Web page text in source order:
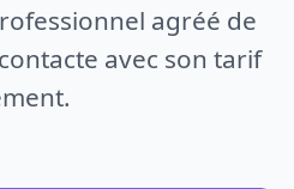
agréé de
avec son tarif